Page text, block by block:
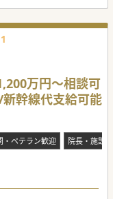
万円～相談可
幹線代支給可能
・ベテラン歓迎 院長・施設